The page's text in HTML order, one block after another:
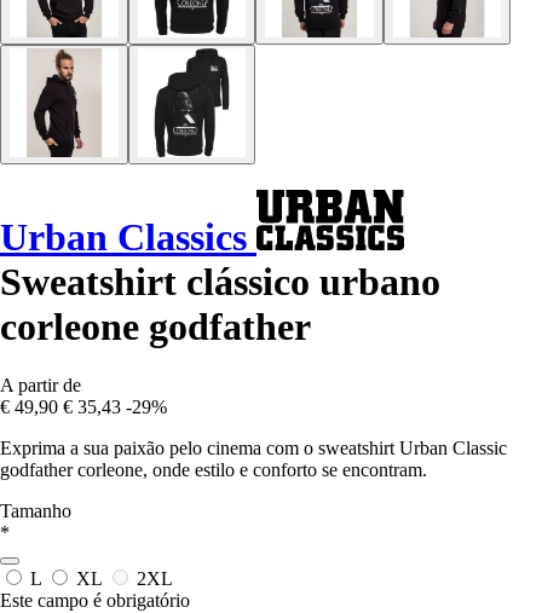
Urban Classics
Sweatshirt clássico urbano
corleone godfather
A partir de
€ 49,90 € 35,43 -29%
Exprima a sua paixão pelo cinema com o sweatshirt Urban Classic
godfather corleone, onde estilo e conforto se encontram.
Tamanho
*
L XL
2XL
Este campo é obrigatório